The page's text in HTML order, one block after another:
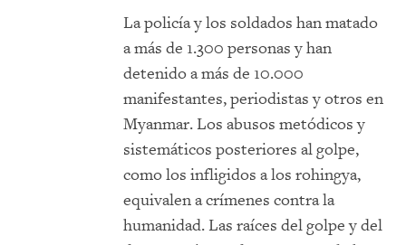
La policía y los soldados han matado
a más de 1.300 personas y han
detenido a más de 10.000
manifestantes, periodistas y otros en
Myanmar. Los abusos metódicos y
sistemáticos posteriores al golpe,
como los infligidos a los rohingya,
equivalen a crímenes contra la
humanidad. Las raíces del golpe y del